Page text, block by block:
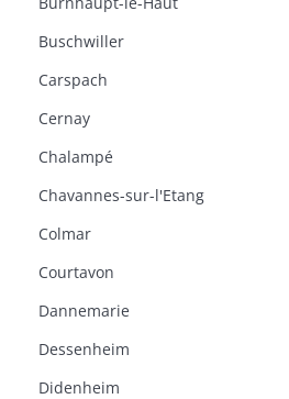
Buschwiller
Carspach
Cernay
Chalampé
Chavannes-sur-l'Etang
Colmar
Courtavon
Dannemarie
Dessenheim
Didenheim